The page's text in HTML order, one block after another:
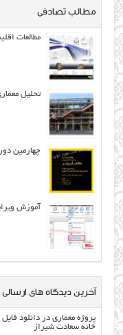
مطالب تصادفی
مطالعات
تحلیل
چهارمین
آموزش
آخرین دیدگاه های ارسالی
پروژه معماری دردانلود
خانه سعادت شیراز